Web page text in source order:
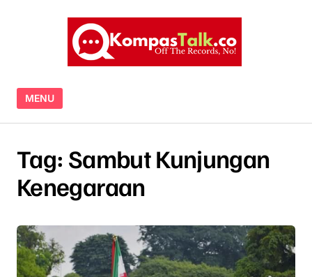
MENU
Tag: Sambut Kunjungan
Kenegaraan